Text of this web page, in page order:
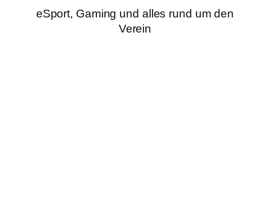
eSport, Gaming und alles rund um den
Verein